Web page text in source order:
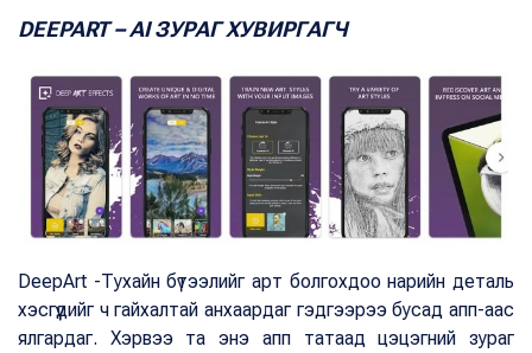
DEEPART – AI ЗУРАГ ХУВИРГАГЧ
DeepArt -Тухайн бүтээлийг арт болгохдоо нарийн деталь
хэсгүүдийг ч гайхалтай анхаардаг гэдгээрээ бусад апп-аас
ялгардаг. Хэрвээ та энэ апп татаад цэцэгний зураг